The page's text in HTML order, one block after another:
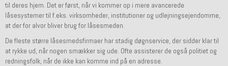
til deres hjem. Det er først, når vi kommer op i mere avancerede
låsesystemer til f.eks. virksomheder, institutioner og udlejningsejendomme,
at der for alvor bliver brug for låsesmeden.
De fleste større låsesmedsfirmaer har stadig døgnservice, der sidder klar til
at rykke ud, når nogen smækker sig ude. Ofte assisterer de også politiet og
redningsfolk, når de ikke kan komme ind på en adresse.